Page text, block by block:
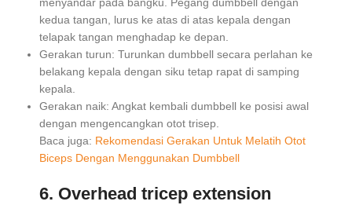
kedua tangan, lurus ke atas di atas kepala dengan
telapak tangan menghadap ke depan.
Gerakan turun: Turunkan dumbbell secara perlahan ke
belakang kepala dengan siku tetap rapat di samping
kepala.
Gerakan naik: Angkat kembali dumbbell ke posisi awal
dengan mengencangkan otot trisep.
Baca juga: Rekomendasi Gerakan Untuk Melatih Otot
Biceps Dengan Menggunakan Dumbbell
6. Overhead tricep extension